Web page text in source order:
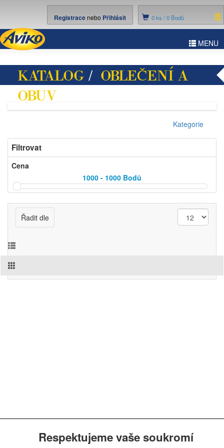
0ks /0 Bodů
Registracenebo Přihlásit
MENU
KATALOG / OBLEČENÍ A
OBUV
Kategorie
Filtrovat
Cena
1000 - 1000 Bodů
Řadit dle
Respektujeme vaše soukromí